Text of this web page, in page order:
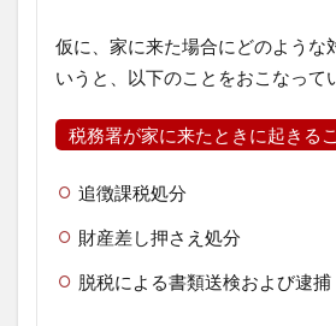
仮に、家に来た場合にどのような
いうと、以下のことをおこなって
税務署が家に来たときに起きる
追徴課税処分
財産差し押さえ処分
脱税による書類送検および逮捕